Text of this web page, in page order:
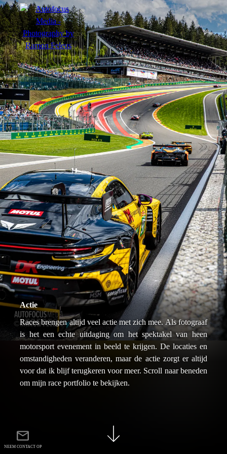
menu
Actie
Portretten
Sfeer
nl
NEEM CONTACT OP
Actie
Races brengen altijd veel actie met zich mee. Als fotograaf
is het een echte uitdaging om het spektakel van heen
motorsport evenement in beeld te krijgen. De locaties en
omstandigheden veranderen, maar de actie zorgt er altijd
voor dat ik blijf terugkeren voor meer. Scroll naar beneden
om mijn race portfolio te bekijken.